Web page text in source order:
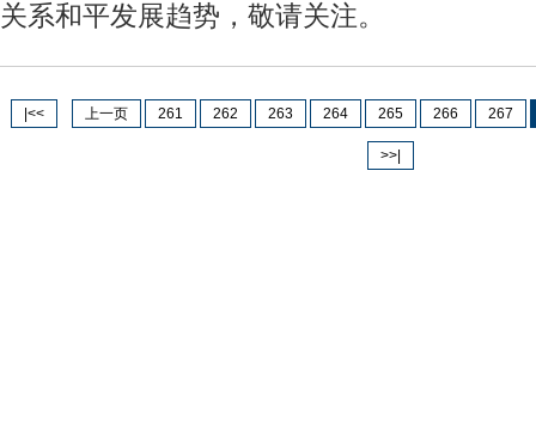
关系和平发展趋势，敬请关注。
|<< 上一页 261 262 263 264 265 266 267
>>|